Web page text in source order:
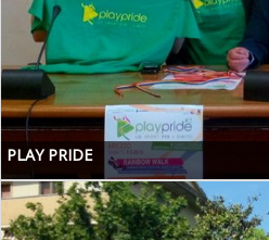
PLAY PRIDE